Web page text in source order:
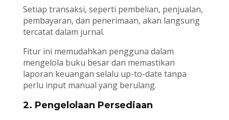
Setiap transaksi, seperti pembelian, penjualan,
pembayaran, dan penerimaan, akan langsung
tercatat dalam jurnal.
Fitur ini memudahkan pengguna dalam
mengelola buku besar dan memastikan
laporan keuangan selalu up-to-date tanpa
perlu input manual yang berulang.
2. Pengelolaan Persediaan